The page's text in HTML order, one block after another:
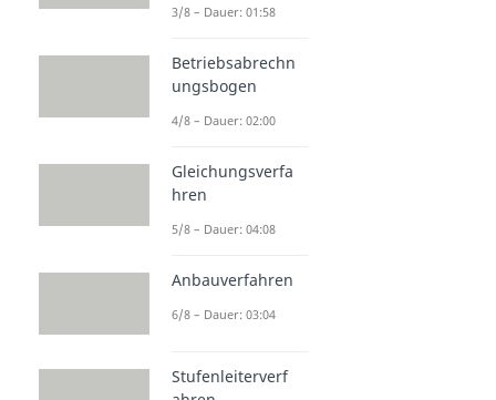
3/8 – Dauer: 01:58
Betriebsabrechn
ungsbogen
4/8 – Dauer: 02:00
Gleichungsverfa
hren
5/8 – Dauer: 04:08
Anbauverfahren
6/8 – Dauer: 03:04
Stufenleiterverf